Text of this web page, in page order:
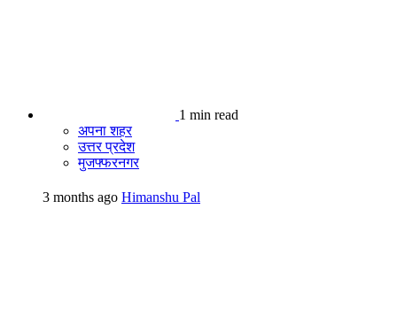
1 min read
अपना शहर
उत्तर प्रदेश
मुजफ्फरनगर
3 months ago Himanshu Pal